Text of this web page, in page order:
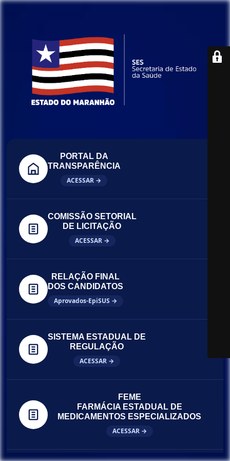
PORTAL DA
TRANSPARÊNCIA
ACESSAR →
COMISSÃO SETORIAL
DE LICITAÇÃO
ACESSAR →
RELAÇÃO FINAL
DOS CANDIDATOS
Aprovados-EpiSUS →
SISTEMA ESTADUAL DE
REGULAÇÃO
ACESSAR →
FEME
FARMÁCIA ESTADUAL DE
MEDICAMENTOS ESPECIALIZADOS
ACESSAR →